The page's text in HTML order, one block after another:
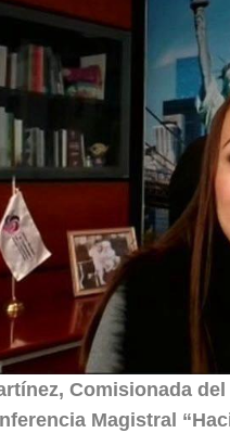
Comisionada
Magistral